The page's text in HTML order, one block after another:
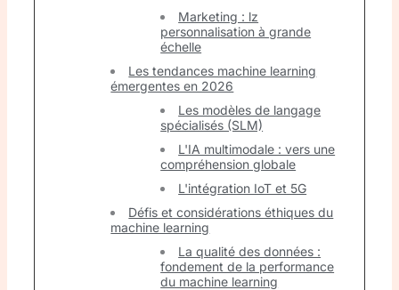
Marketing : lz
personnalisation à grande
échelle
Les tendances machine learning
émergentes en 2026
Les modèles de langage
spécialisés (SLM)
L'IA multimodale : vers une
compréhension globale
L'intégration IoT et 5G
Défis et considérations éthiques du
machine learning
La qualité des données :
fondement de la performance
du machine learning